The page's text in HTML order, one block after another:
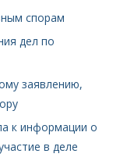
спорам
дел по
заявлению,
к информации о
в деле